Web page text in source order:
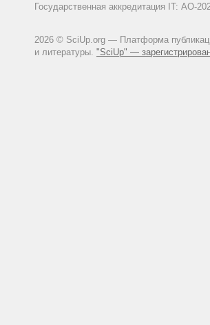
Государственная аккредитация IT:
2026 © SciUp.org — Платформа
и литературы. "SciUp" —